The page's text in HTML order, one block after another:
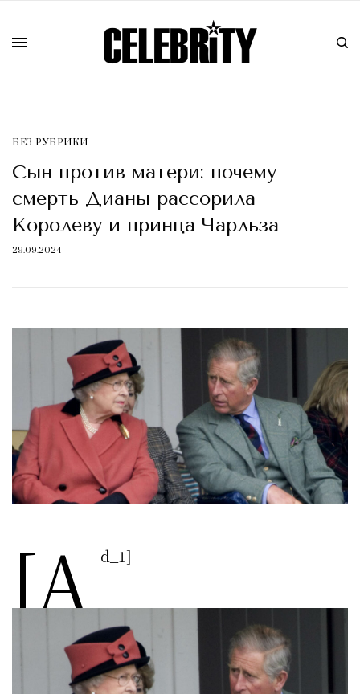
БЕЗ РУБРИКИ
Сын против матери: почему
смерть Дианы рассорила
Королеву и принца Чарльза
29.09.2024
[a d_1]